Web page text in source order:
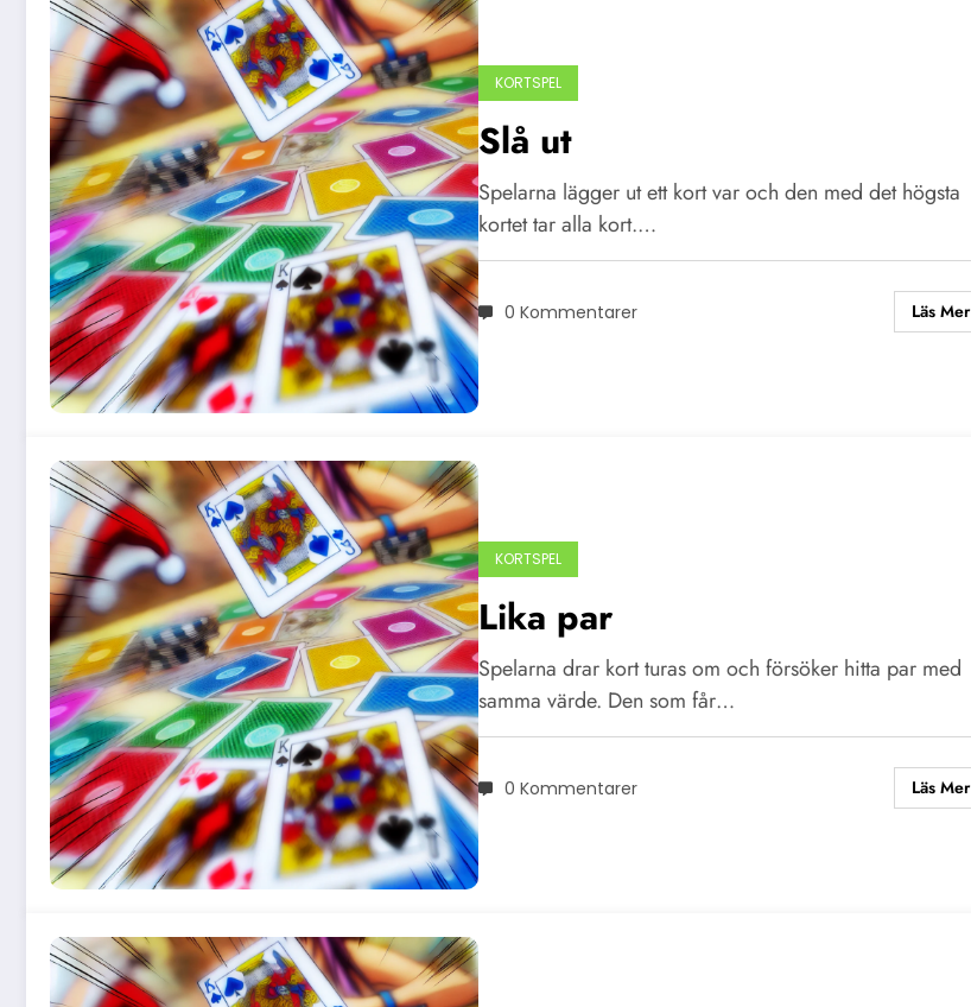
KORTSPEL
Slå ut
Spelarna lägger ut ett kort var och den med det högsta
kortet tar alla kort.…
0 Kommentarer Läs Mer
KORTSPEL
Lika par
Spelarna drar kort turas om och försöker hitta par med
samma värde. Den som får…
0 Kommentarer Läs Mer